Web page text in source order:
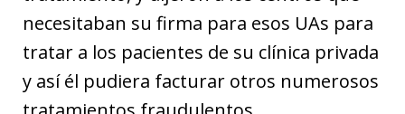
necesitaban su firma para esos UAs para
tratar a los pacientes de su clínica privada
y así él pudiera facturar otros numerosos